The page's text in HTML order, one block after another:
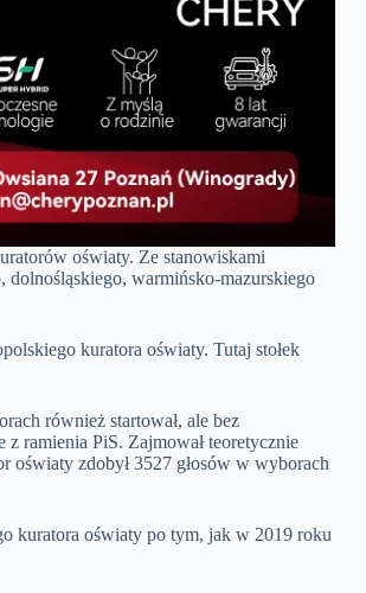
oświaty. Ze stanowiskami
warmińsko-mazurskiego
kuratora oświaty. Tutaj stołek
również startował, ale bez
z ramienia PiS. Zajmował teoretycznie
oświaty zdobył 3527 głosów w wyborach
kuratora oświaty po tym, jak w 2019 roku